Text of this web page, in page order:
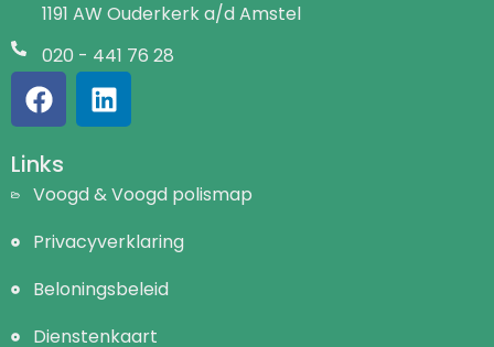
1191 AW Ouderkerk a/d Amstel
020 - 441 76 28
Links
Voogd & Voogd polismap
Privacyverklaring
Beloningsbeleid
Dienstenkaart